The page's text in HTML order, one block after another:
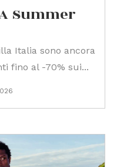
Summer
Italia sono ancora
fino al -70% sui...